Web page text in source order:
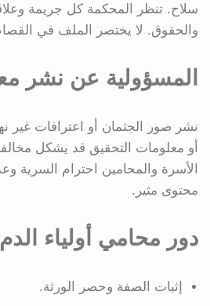
سلاح. تنظر المحكمة كل جريمة
والحقوق. لا يختصر الملف في
المسؤولية عن نشر
نشر صور الجثمان أو اعترافات غير
أو معلومات التحقيق قد يشكل
الأسرة والمحامين احترام السرية
محتوى مثير.
دور محامي أولياء الدم
إثبات الصفة وحصر الورثة.